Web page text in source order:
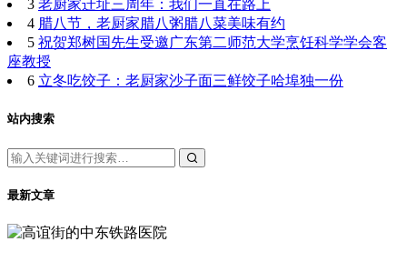
3 老厨家迁址三周年：我们一直在路上
4 腊八节，老厨家腊八粥腊八菜美味有约
5 祝贺郑树国先生受邀广东第二师范大学烹饪科学学会客
座教授
6 立冬吃饺子：老厨家沙子面三鲜饺子哈埠独一份
站内搜索
最新文章